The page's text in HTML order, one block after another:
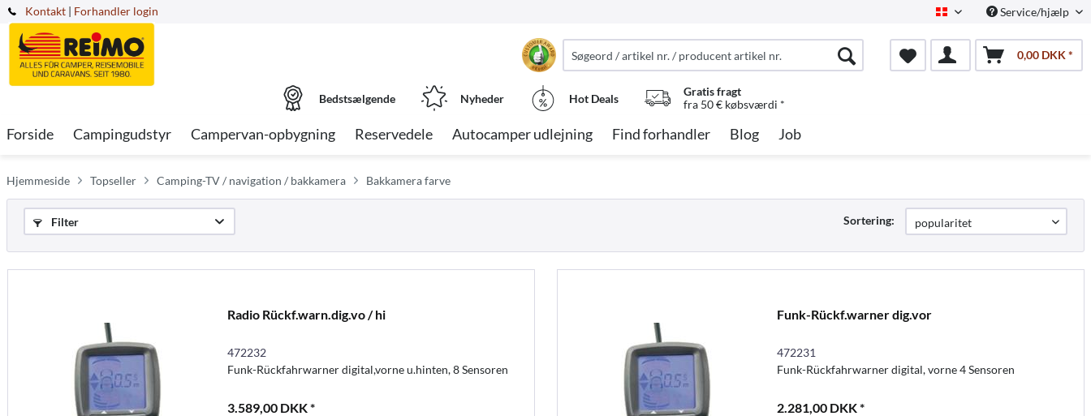
Kontakt Dansk Service/hjælp
| Forhandler login
0,00 DKK *
Bedstsælgende Nyheder Hot Deals
Gratis fragt
fra 50 € købsværdi *
Forside Campingudstyr Campervan-opbygning Reservedele Autocamper udlejning Find forhandler Blog Job
Hjemmeside Topseller Camping-TV / navigation / bakkamera Bakkamera farve
Filter Sortering:
Radio Rückf.warn.dig.vo / hi
472232
Funk-Rückfahrwarner digital,vorne u.hinten, 8 Sensoren
3.589,00 DKK *
Funk-Rückf.warner dig.vor
472231
Funk-Rückfahrwarner digital, vorne 4 Sensoren
2.281,00 DKK *